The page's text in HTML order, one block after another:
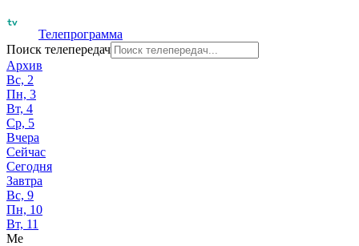
Телепрограмма
Поиск телепередач
Архив
Вс, 2
Пн, 3
Вт, 4
Ср, 5
Вчера
Сейчас
Сегодня
Завтра
Вс, 9
Пн, 10
Вт, 11
Me